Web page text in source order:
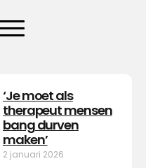
‘Je moet als
therapeut mensen
bang durven
maken’
2 januari 2026